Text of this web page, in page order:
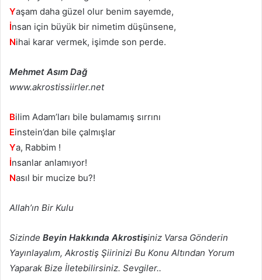
Yaşam daha güzel olur benim sayemde,
İnsan için büyük bir nimetim düşünsene,
Nihai karar vermek, işimde son perde.
Mehmet Asım Dağ
www.akrostissiirler.net
Bilim Adam’ları bile bulamamış sırrını
Einstein’dan bile çalmışlar
Ya, Rabbim !
İnsanlar anlamıyor!
Nasıl bir mucize bu?!
Allah’ın Bir Kulu
Sizinde Beyin Hakkında Akrostişiniz Varsa Gönderin
Yayınlayalım, Akrostiş Şiirinizi Bu Konu Altından Yorum
Yaparak Bize İletebilirsiniz. Sevgiler..